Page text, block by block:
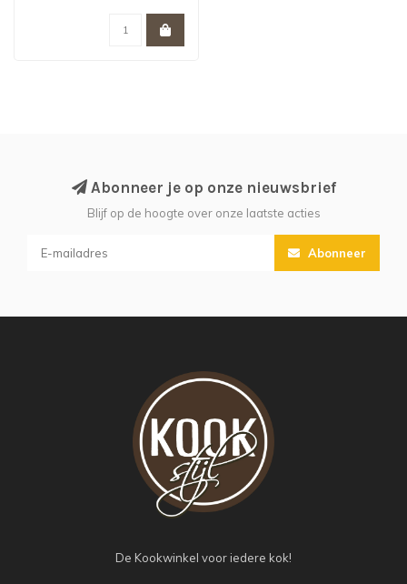
Abonneer je op onze nieuwsbrief
Blijf op de hoogte over onze laatste acties
Abonneer
De Kookwinkel voor iedere kok!